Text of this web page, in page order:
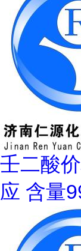
壬二酸
应 含量